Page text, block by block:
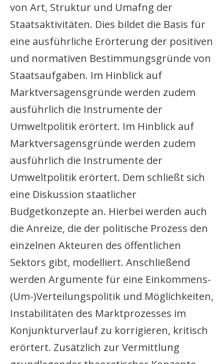
von Art, Struktur und Umafng der
Staatsaktivitäten. Dies bildet die Basis für
eine ausführliche Erörterung der positiven
und normativen Bestimmungsgründe von
Staatsaufgaben. Im Hinblick auf
Marktversagensgründe werden zudem
ausführlich die Instrumente der
Umweltpolitik erörtert. Im Hinblick auf
Marktversagensgründe werden zudem
ausführlich die Instrumente der
Umweltpolitik erörtert. Dem schließt sich
eine Diskussion staatlicher
Budgetkonzepte an. Hierbei werden auch
die Anreize, die der politische Prozess den
einzelnen Akteuren des öffentlichen
Sektors gibt, modelliert. Anschließend
werden Argumente für eine Einkommens-
(Um-)Verteilungspolitik und Möglichkeiten,
Instabilitäten des Marktprozesses im
Konjunkturverlauf zu korrigieren, kritisch
erörtert. Zusätzlich zur Vermittlung